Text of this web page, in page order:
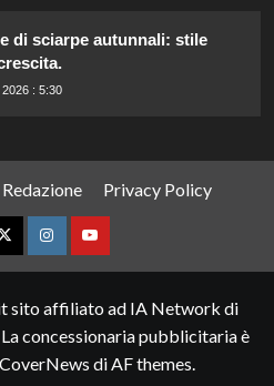
di sciarpe autunnali: stile
: 5:30
Redazione Privacy Policy
TwitterInstagramYouTube
sito affiliato ad IA Network di
concessionaria pubblicitaria è
CoverNews di AF themes.